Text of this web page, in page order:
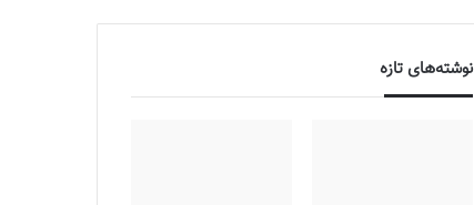
نوشته‌های تازه